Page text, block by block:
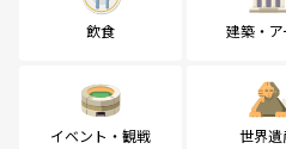
飲食 建築・ア
イベント・観戦 世界遺